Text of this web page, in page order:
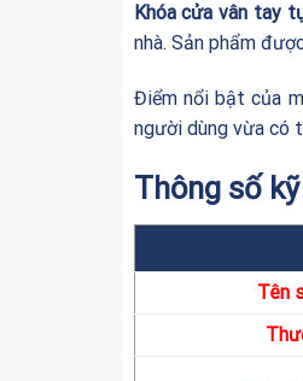
Khóa cửa vân tay
nhà. Sản phẩm
Điểm nổi bật của
người dùng vừa có
Thông số
Tên